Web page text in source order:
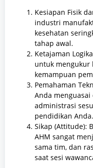
Kesiapan Fisik
industri
kesehatan
tahap awal.
Ketajaman
untuk mengukur
kemampuan
Pemahaman
Anda
administrasi
pendidikan Anda.
Sikap (Attitude):
AHM sangat
sama tim, dan
saat sesi